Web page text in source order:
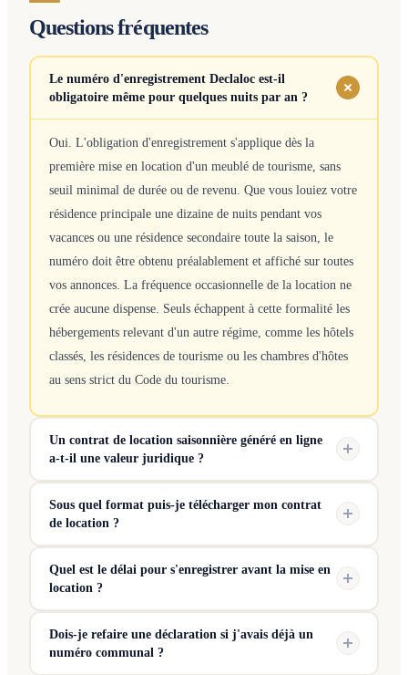
Questions fréquentes
Le numéro d'enregistrement Declaloc est-il
obligatoire même pour quelques nuits par an ?
Oui. L'obligation d'enregistrement s'applique dès la
première mise en location d'un meublé de tourisme, sans
seuil minimal de durée ou de revenu. Que vous louiez votre
résidence principale une dizaine de nuits pendant vos
vacances ou une résidence secondaire toute la saison, le
numéro doit être obtenu préalablement et affiché sur toutes
vos annonces. La fréquence occasionnelle de la location ne
crée aucune dispense. Seuls échappent à cette formalité les
hébergements relevant d'un autre régime, comme les hôtels
classés, les résidences de tourisme ou les chambres d'hôtes
au sens strict du Code du tourisme.
Un contrat de location saisonnière généré en ligne
a-t-il une valeur juridique ?
Sous quel format puis-je télécharger mon contrat
de location ?
Quel est le délai pour s'enregistrer avant la mise en
location ?
Dois-je refaire une déclaration si j'avais déjà un
numéro communal ?